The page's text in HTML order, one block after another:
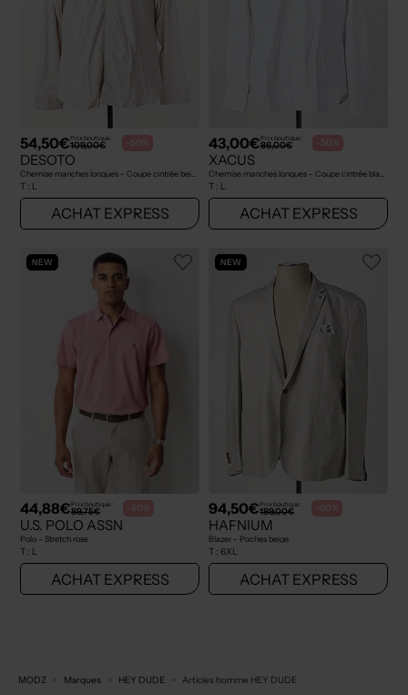
54,50€Prix boutique :
109,00€ -50%
DESOTO
T : L
ACHAT EXPRESS
43,00€Prix boutique :
86,00€ -50%
XACUS
T : L
ACHAT EXPRESS
NEW
44,88€Prix boutique :
89,75€ -50%
U.S. POLO ASSN
Polo - Stretch rose
T : L
ACHAT EXPRESS
NEW
94,50€Prix boutique :
189,00€ -50%
HAFNIUM
Blazer - Poches beige
T : 6XL
ACHAT EXPRESS
MODZ Marques HEY DUDE Articles homme HEY DUDE